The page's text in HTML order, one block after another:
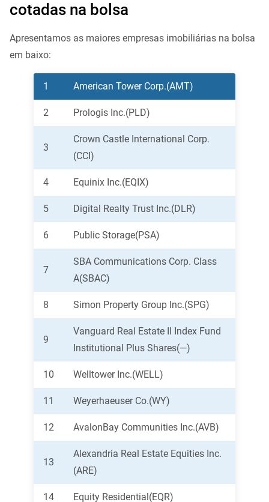
cotadas na bolsa
Apresentamos as maiores empresas imobiliárias na bolsa
em baixo:
1 American Tower Corp.(AMT)
2 Prologis Inc.(PLD)
3
Crown Castle International Corp.
(CCI)
4 Equinix Inc.(EQIX)
5 Digital Realty Trust Inc.(DLR)
6 Public Storage(PSA)
7
SBA Communications Corp. Class
A(SBAC)
8 Simon Property Group Inc.(SPG)
9
Vanguard Real Estate II Index Fund
Institutional Plus Shares(—)
10 Welltower Inc.(WELL)
11 Weyerhaeuser Co.(WY)
12 AvalonBay Communities Inc.(AVB)
13
Alexandria Real Estate Equities Inc.
(ARE)
14 Equity Residential(EQR)